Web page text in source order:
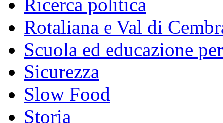
Ricerca politica
Rotaliana e Val di
Scuola ed educazione
Sicurezza
Slow Food
Storia